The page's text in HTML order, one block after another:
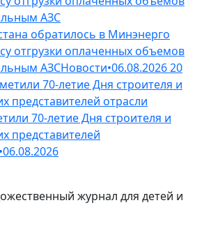
обратилось в Минэнерго
отгрузки оплаченных объемов
АЗСНовости•06.08.202620
70-летие Дня строителя и
представителей
•06.08.2026
журнал для детей и